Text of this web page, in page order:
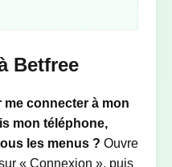
Betfree
connecter à mon
mon téléphone,
les menus ? Ouvre
« Connexion », puis